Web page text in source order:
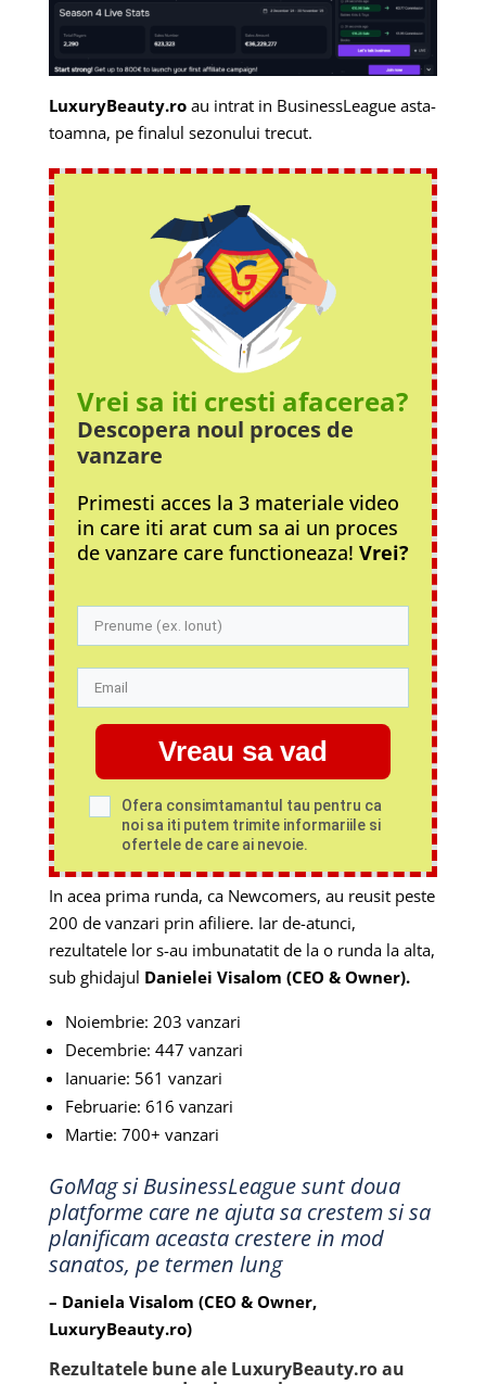
LuxuryBeauty.ro au intrat in BusinessLeague asta-
toamna, pe finalul sezonului trecut.
Vrei sa iti cresti afacerea?
Descopera noul procesde
vanzare
Primesti acces la 3 materiale video
in care iti arat cum sa ai un proces
de vanzare care functioneaza! Vrei?
Vreau sa vad
Ofera consimtamantul tau pentru ca
noi sa iti putem trimite informariile si
ofertele de care ai nevoie.
In acea prima runda, ca Newcomers, au reusit peste
200 de vanzari prin afiliere. Iar de-atunci,
rezultatele lor s-au imbunatatit de la o runda la alta,
sub ghidajul Danielei Visalom (CEO & Owner).
Noiembrie: 203 vanzari
Decembrie: 447 vanzari
Ianuarie: 561 vanzari
Februarie: 616 vanzari
Martie: 700+ vanzari
GoMag si BusinessLeague sunt doua
platforme care ne ajuta sa crestem si sa
planificam aceasta crestere in mod
sanatos, pe termen lung
– Daniela Visalom (CEO & Owner,
LuxuryBeauty.ro)
Rezultatele bune ale LuxuryBeauty.ro au